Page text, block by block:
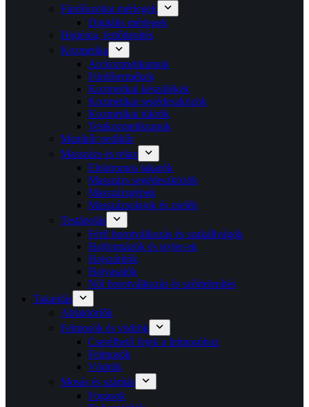
Fürdőszobai mérlegek
Digitális mérlegek
Higiénia, fertőtlenítés
Kozmetika
Arckozmetikumok
Fürdőtermékek
Kozmetikai készülékek
Kozmetikai segédeszközök
Kozmetikai tükrök
Testkozmetikumok
Manikűr pedikűr
Masszázs és relax
Elektromos takarók
Masszázs segédeszközök
Masszázsgépek
Masszázsolajok és zselék
Testápolás
Férfi borotválkozás és szakállvágók
Hajformázók és styler-ek
Hajszárítók
Hajvasalók
Női borotválkozás és szőrtelenítés
Takarítás
Ablaktörlők
Felmosók és vödrök
Cserélhető fejek a felmosóhoz
Felmosók
Vödrök
Mosás és szárítás
Fogasok